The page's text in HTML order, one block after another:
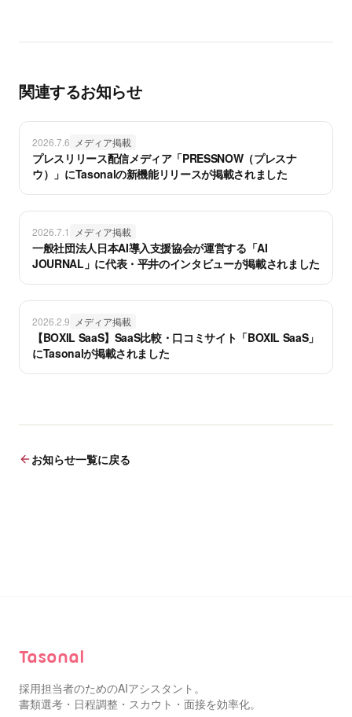
関連するお知らせ
2026.7.6 メディア掲載
プレスリリース配信メディア「PRESSNOW（プレスナ
ウ）」にTasonalの新機能リリースが掲載されました
2026.7.1 メディア掲載
一般社団法人日本AI導入支援協会が運営する「AI
JOURNAL」に代表・平井のインタビューが掲載されました
2026.2.9 メディア掲載
【BOXIL SaaS】SaaS比較・口コミサイト「BOXIL SaaS」
にTasonalが掲載されました
お知らせ一覧に戻る
Tasonal
採用担当者のためのAIアシスタント。
書類選考・日程調整・スカウト・面接を効率化。